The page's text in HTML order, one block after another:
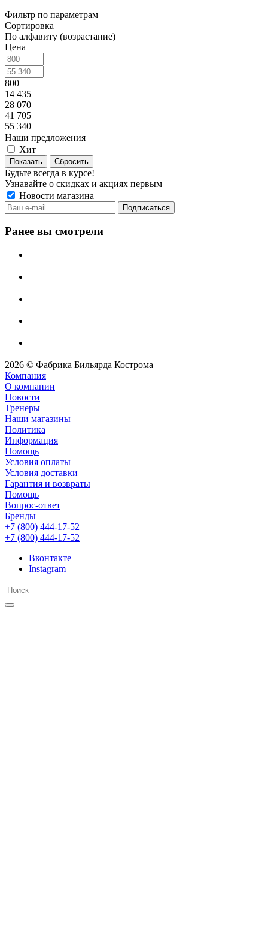
Фильтр по параметрам
Сортировка
По алфавиту (возрастание)
Цена
800
14 435
28 070
41 705
55 340
Наши предложения
Хит
Сбросить
Будьте всегда в курсе!
Узнавайте о скидках и акциях первым
Новости магазина
Ранее вы смотрели
2026 © Фабрика Бильярда Кострома
Компания
О компании
Новости
Тренеры
Наши магазины
Политика
Информация
Помощь
Условия оплаты
Условия доставки
Гарантия и возвраты
Помощь
Вопрос-ответ
Бренды
+7 (800) 444-17-52
+7 (800) 444-17-52
Вконтакте
Instagram